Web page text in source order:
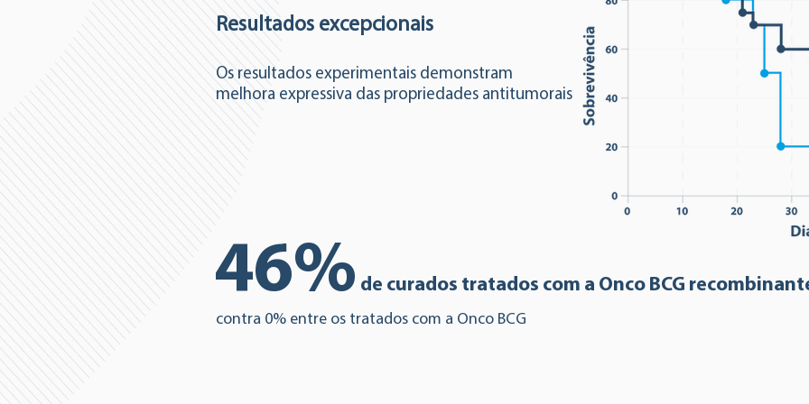
Resultados excepcionais
Os resultados experimentais demonstram
melhora expressiva das propriedades antitumorais
46% de curados tratados com a Onco BCG
contra 0% entre os tratados com a Onco BCG